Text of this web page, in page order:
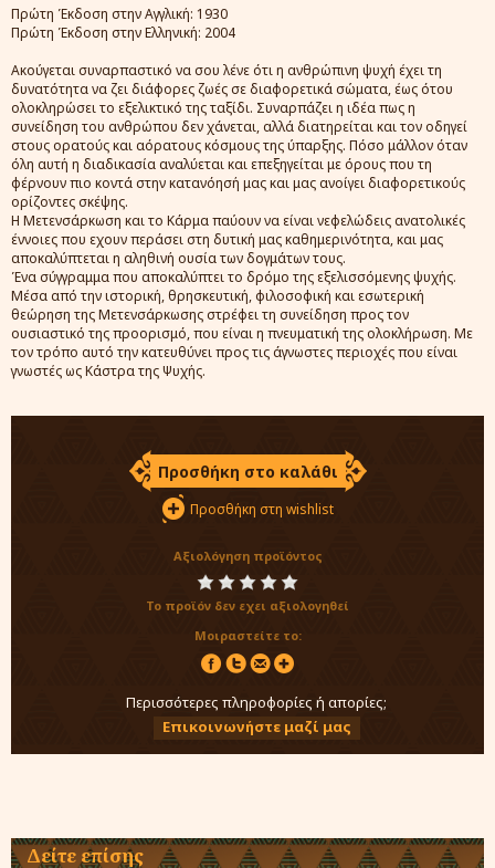
Πρώτη Έκδοση στην Αγγλική: 1930
Πρώτη Έκδοση στην Ελληνική: 2004
Ακούγεται συναρπαστικό να σου λένε ότι η ανθρώπινη ψυχή έχει τη
δυνατότητα να ζει διάφορες ζωές σε διαφορετικά σώματα, έως ότου
ολοκληρώσει το εξελικτικό της ταξίδι. Συναρπάζει η ιδέα πως η
συνείδηση του ανθρώπου δεν χάνεται, αλλά διατηρείται και τον οδηγεί
στους ορατούς και αόρατους κόσμους της ύπαρξης. Πόσο μάλλον όταν
όλη αυτή η διαδικασία αναλύεται και επεξηγείται με όρους που τη
φέρνουν πιο κοντά στην κατανόησή μας και μας ανοίγει διαφορετικούς
ορίζοντες σκέψης.
Η Μετενσάρκωση και το Κάρμα παύουν να είναι νεφελώδεις ανατολικές
έννοιες που εχουν περάσει στη δυτική μας καθημερινότητα, και μας
αποκαλύπτεται η αληθινή ουσία των δογμάτων τους.
Ένα σύγγραμμα που αποκαλύπτει το δρόμο της εξελισσόμενης ψυχής.
Μέσα από την ιστορική, θρησκευτική, φιλοσοφική και εσωτερική
θεώρηση της Μετενσάρκωσης στρέφει τη συνείδηση προς τον
ουσιαστικό της προορισμό, που είναι η πνευματική της ολοκλήρωση. Με
τον τρόπο αυτό την κατευθύνει προς τις άγνωστες περιοχές που είναι
γνωστές ως Κάστρα της Ψυχής.
Προσθήκη στο καλάθι
Προσθήκη στη wishlist
Αξιολόγηση προϊόντος
Το προϊόν δεν εχει αξιολογηθεί
Μοιραστείτε το:
Περισσότερες πληροφορίες ή απορίες;
Επικοινωνήστε μαζί μας
Δείτε επίσης